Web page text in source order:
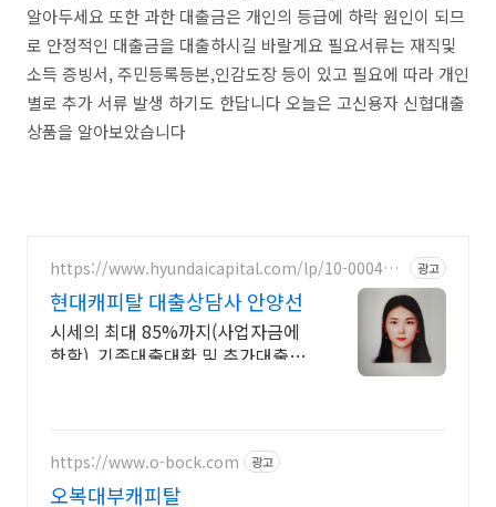
알아두세요 또한 과한 대출금은 개인의 등급에 하락 원인이 되므
로 안정적인 대출금을 대출하시길 바랄게요 필요서류는 재직및
소득 증빙서, 주민등록등본,인감도장 등이 있고 필요에 따라 개인
별로 추가 서류 발생 하기도 한답니다 오늘은 고신용자 신협대출
상품을 알아보았습니다
https://www.hyundaicapital.com/lp/10-000415
광고
현대캐피탈 대출상담사 안양선
시세의 최대 85%까지(사업자금에
한함), 기존대출대환 및 추가대출가
https://www.o-bock.com 광고
오복대부캐피탈